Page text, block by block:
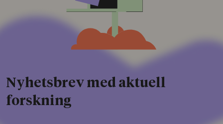
Nyhetsbrev med aktuell
forskning